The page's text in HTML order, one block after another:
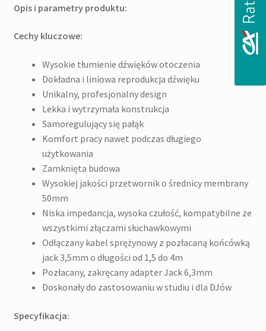
Opis i parametry produktu:
Cechy kluczowe:
Wysokie tłumienie dźwięków otoczenia
Dokładna i liniowa reprodukcja dźwięku
Unikalny, profesjonalny design
Lekka i wytrzymała konstrukcja
Samoregulujący się pałąk
Komfort pracy nawet podczas długiego
użytkowania
Zamknięta budowa
Wysokiej jakości przetwornik o średnicy membrany
50mm
Niska impedancja, wysoka czułość, kompatybilne ze
wszystkimi złączami słuchawkowymi
Odłączany kabel sprężynowy z pozłacaną końcówką
jack 3,5mm o długości od 1,5 do 4m
Pozłacany, zakręcany adapter Jack 6,3mm
Doskonały do zastosowaniu w studiu i dla DJów
Specyfikacja: